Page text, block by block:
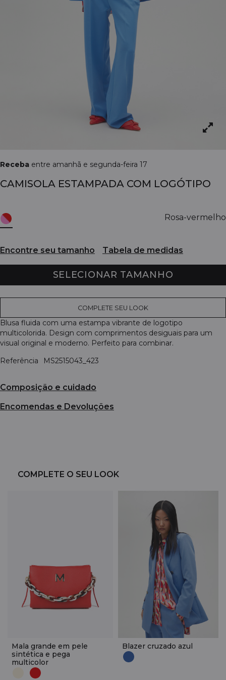
Receba entre amanhã e segunda-feira 17
CAMISOLA ESTAMPADA COM LOGÓTIPO
Rosa-vermelho
Encontre seu tamanho Tabela de medidas
SELECIONAR TAMANHO
COMPLETE SEU LOOK
Blusa fluida com uma estampa vibrante de logotipo
multicolorida. Design com comprimentos desiguais para um
visual original e moderno. Perfeito para combinar.
Referência
MS2515043_423
Composição e cuidado
Encomendas e Devoluções
COMPLETE O SEU LOOK
Mala grande em pele
sintética e pega
multicolor
Blazer cruzado azul